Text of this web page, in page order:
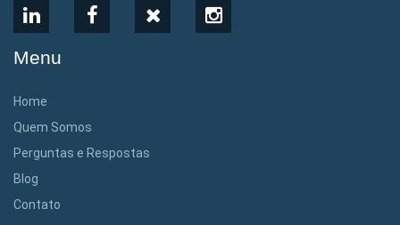
LinkedInFacebook Instagram
Menu
Home
Quem Somos
Perguntas e Respostas
Blog
Contato